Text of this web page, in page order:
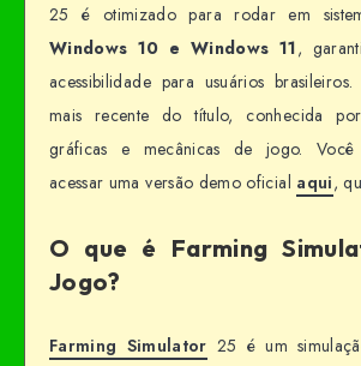
25 é otimizado para rodar em
Windows 10 e Windows 11,
acessibilidade para usuários
mais recente do título, conhecida
gráficas e mecânicas de jogo. Você
acessar uma versão demo oficial aqui,
O que é Farming
Jogo?
Farming Simulator 25 é um